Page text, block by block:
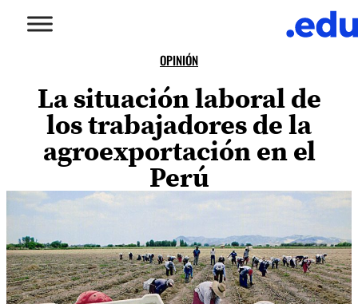
OPINIÓN
La situación laboral de
los trabajadores de la
agroexportación en el
Perú